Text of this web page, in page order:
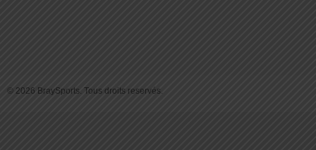
© 2026 BraySports. Tous droits reservés.